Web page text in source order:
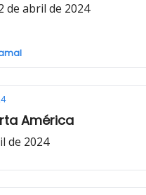
de abril de 2024
América
de 2024